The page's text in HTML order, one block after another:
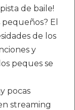
de baile!
El
de los
y
peques se
pocas
streaming